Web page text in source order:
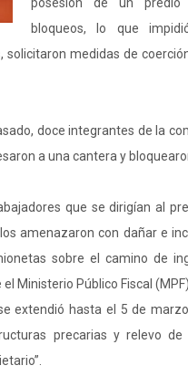
bloqueos, lo que
solicitaron medidas de
doce integrantes de la
a una cantera y
que se dirigían al
amenazaron con dañar e
sobre el camino de
Ministerio Público Fiscal
extendió hasta el 5 de
precarias y relevo de